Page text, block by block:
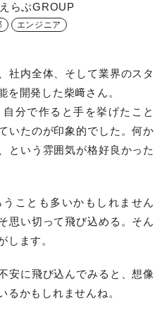
らぶGROUP
エンジニア
社内全体、そして業界のスタ
を開発した柴﨑さん。
分で作ると手を挙げたこと
いたのが印象的でした。何か
という雰囲気が格好良かった
ことも多いかもしれません
思い切って飛び込める。そん
します。
安に飛び込んでみると、想像
るかもしれませんね。